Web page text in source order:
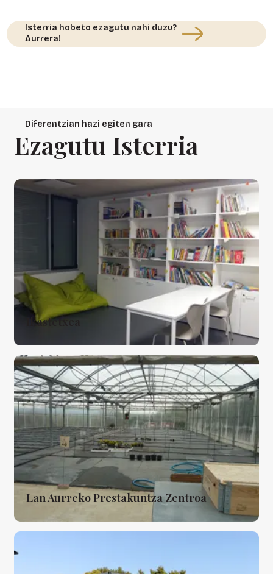
Isterria hobeto ezagutu nahi duzu?
Aurrera!
Diferentzian hazi egiten gara
Ezagutu Isterria
Ikastetxea
Lan Aurreko Prestakuntza Zentroa